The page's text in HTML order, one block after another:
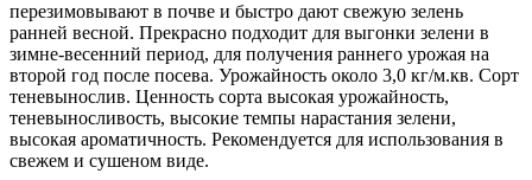
перезимовывают в почве и быстро дают свежую зелень
ранней весной. Прекрасно подходит для выгонки зелени в
зимне-весенний период, для получения раннего урожая на
второй год после посева. Урожайность около 3,0 кг/м.кв. Сорт
теневынослив. Ценность сорта высокая урожайность,
теневыносливость, высокие темпы нарастания зелени,
высокая ароматичность. Рекомендуется для использования в
свежем и сушеном виде.